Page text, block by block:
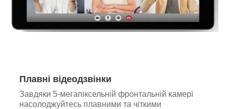
Плавні відеодзвінки
Завдяки 5-мегапіксельній фронтальній камері
насолоджуйтесь плавними та чіткими